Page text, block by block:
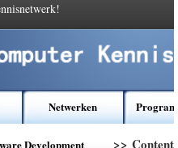
Netwerken
Development
>> Content